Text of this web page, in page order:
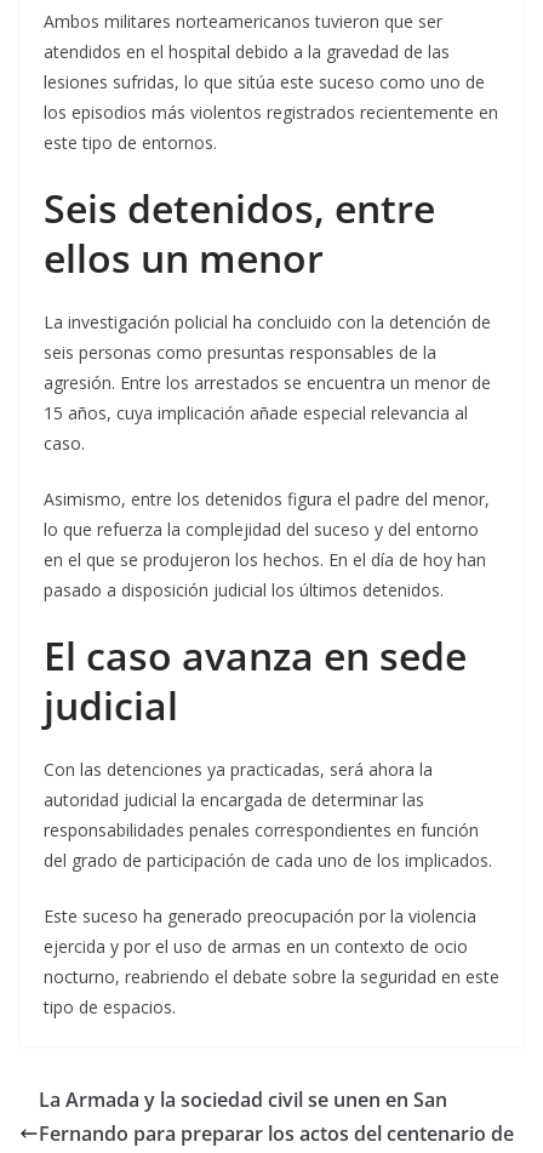
Ambos militares norteamericanos tuvieron que ser
atendidos en el hospital debido a la gravedad de las
lesiones sufridas, lo que sitúa este suceso como uno de
los episodios más violentos registrados recientemente en
este tipo de entornos.
Seis detenidos, entre
ellos un menor
La investigación policial ha concluido con la detención de
seis personas como presuntas responsables de la
agresión. Entre los arrestados se encuentra un menor de
15 años, cuya implicación añade especial relevancia al
caso.
Asimismo, entre los detenidos figura el padre del menor,
lo que refuerza la complejidad del suceso y del entorno
en el que se produjeron los hechos. En el día de hoy han
pasado a disposición judicial los últimos detenidos.
El caso avanza en sede
judicial
Con las detenciones ya practicadas, será ahora la
autoridad judicial la encargada de determinar las
responsabilidades penales correspondientes en función
del grado de participación de cada uno de los implicados.
Este suceso ha generado preocupación por la violencia
ejercida y por el uso de armas en un contexto de ocio
nocturno, reabriendo el debate sobre la seguridad en este
tipo de espacios.
La Armada y la sociedad civil se unen en San
Fernando para preparar los actos del centenario de